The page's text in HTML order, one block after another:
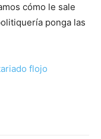
cómo le sale
ponga las
flojo